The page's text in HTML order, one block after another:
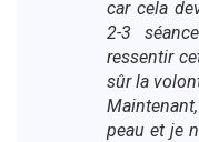
car cela
2-3
ressentir
sûr la
peau et je